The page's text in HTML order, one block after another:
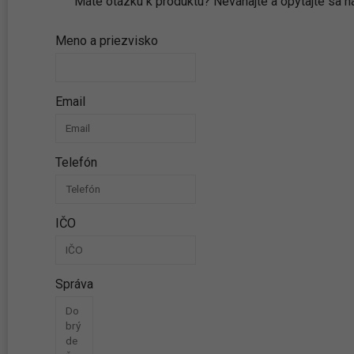
Meno a priezvisko
Email
Telefón
IČO
Správa